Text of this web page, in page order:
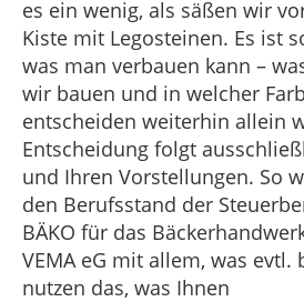
es ein wenig, als säßen wir
Kiste mit Legosteinen. Es ist
was man verbauen kann –
wir bauen und in welcher
entscheiden weiterhin allein
Entscheidung folgt
und Ihren Vorstellungen. So
den Berufsstand der
BÄKO für das
VEMA eG mit allem, was
nutzen das, was Ihnen